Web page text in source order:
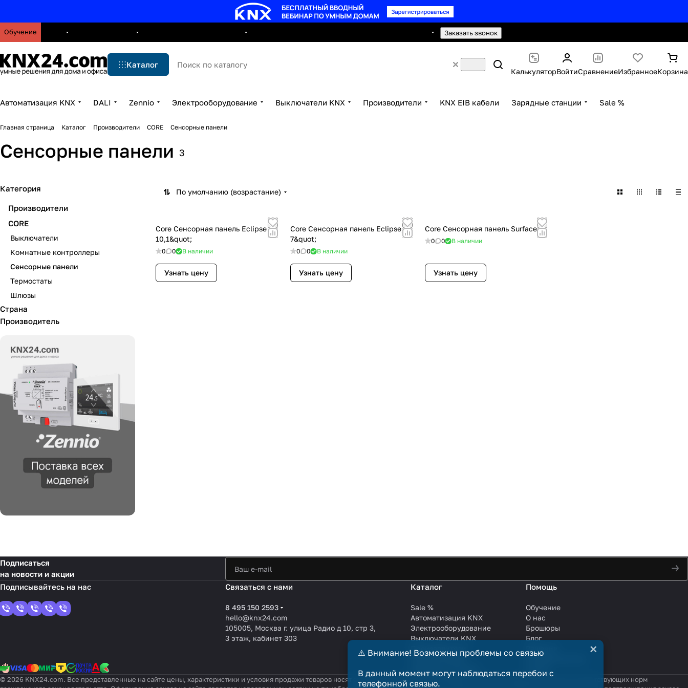
Обучение Заказать звонок
Каталог
КалькуляторВойтиСравнениеИзбранноеКорзина
Автоматизация KNX DALI Zennio Электрооборудование Выключатели KNX Производители KNX EIB кабели Зарядные станции Sale %
Главная страница Каталог Производители CORE Сенсорные панели
Сенсорные панели 3
По умолчанию (возрастание)
Core Сенсорная панель Eclipse,
10,1&quot;
0 0 В наличии
Узнать цену
Core Сенсорная панель Eclipse,
7&quot;
0 0 В наличии
Узнать цену
Core Сенсорная панель Surface
0 0 В наличии
Узнать цену
Категория
Производители
CORE
Выключатели
Комнатные контроллеры
Сенсорные панели
Термостаты
Шлюзы
Страна
Производитель
Подписаться
на новости и акции
Связаться с нами
8 495 150 2593
hello@knx24.com
105005, Москва г. улица Радио д 10, стр 3,
3 этаж, кабинет 303
Каталог
Sale %
Автоматизация KNX
Электрооборудование
Выключатели KNX
Производители
KNX EIB кабели
Зарядные станции
Помощь
Обучение
О нас
Брошюры
Блог
Сотрудничество
Услуги
© 2026 KNX24.com. Все представленные на сайте цены, характеристики и условия продажи товаров носят справочный характер и не являются публичной офертой в смысле соответствующих норм
⚠️ Внимание! Возможны проблемы со связью
В данный момент могут наблюдаться перебои с
телефонной связью.
×